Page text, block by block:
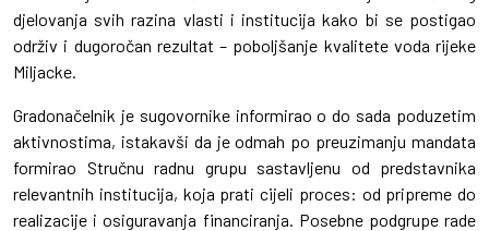
djelovanja svih razina vlasti i institucija kako bi se postigao
održiv i dugoročan rezultat – poboljšanje kvalitete voda rijeke
Miljacke.
Gradonačelnik je sugovornike informirao o do sada poduzetim
aktivnostima, istakavši da je odmah po preuzimanju mandata
formirao Stručnu radnu grupu sastavljenu od predstavnika
relevantnih institucija, koja prati cijeli proces: od pripreme do
realizacije i osiguravanja financiranja. Posebne podgrupe rade